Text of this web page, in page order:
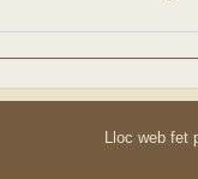
Lloc web fet